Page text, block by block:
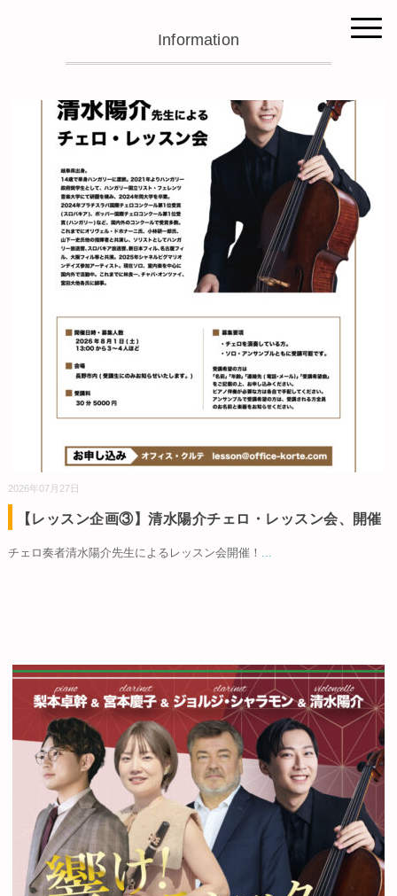
Information
2026年07月27日
【レッスン企画③】清水陽介チェロ・レッスン会、開催
チェロ奏者清水陽介先生によるレッスン会開催！ ...